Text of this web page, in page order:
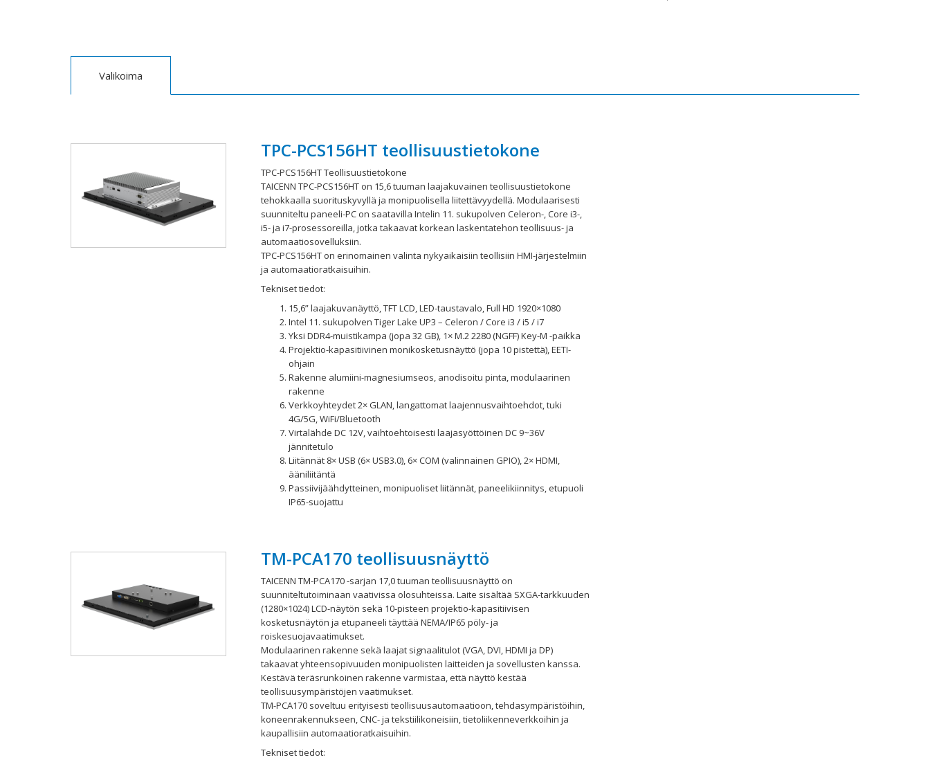
Valikoima
TPC-PCS156HT teollisuustietokone
TPC-PCS156HT Teollisuustietokone
TAICENN TPC-PCS156HT on 15,6 tuuman laajakuvainen teollisuustietokone
tehokkaalla suorituskyvyllä ja monipuolisella liitettävyydellä. Modulaarisesti
suunniteltu paneeli-PC on saatavilla Intelin 11. sukupolven Celeron-, Core i3-,
i5- ja i7-prosessoreilla, jotka takaavat korkean laskentatehon teollisuus- ja
automaatiosovelluksiin.
TPC-PCS156HT on erinomainen valinta nykyaikaisiin teollisiin HMI-järjestelmiin
ja automaatioratkaisuihin.
Tekniset tiedot:
15,6” laajakuvanäyttö, TFT LCD, LED-taustavalo, Full HD 1920×1080
Intel 11. sukupolven Tiger Lake UP3 – Celeron / Core i3 / i5 / i7
Yksi DDR4-muistikampa (jopa 32 GB), 1× M.2 2280 (NGFF) Key-M -paikka
Projektio-kapasitiivinen monikosketusnäyttö (jopa 10 pistettä), EETI-
ohjain
Rakenne alumiini-magnesiumseos, anodisoitu pinta, modulaarinen
rakenne
Verkkoyhteydet 2× GLAN, langattomat laajennusvaihtoehdot, tuki
4G/5G, WiFi/Bluetooth
Virtalähde DC 12V, vaihtoehtoisesti laajasyöttöinen DC 9~36V
jännitetulo
Liitännät 8× USB (6× USB3.0), 6× COM (valinnainen GPIO), 2× HDMI,
ääniliitäntä
Passiivijäähdytteinen, monipuoliset liitännät, paneelikiinnitys, etupuoli
IP65-suojattu
TM-PCA170 teollisuusnäyttö
TAICENN TM-PCA170 ‑sarjan 17,0 tuuman teollisuusnäyttö on
suunniteltutoiminaan vaativissa olosuhteissa. Laite sisältää SXGA-tarkkuuden
(1280×1024) LCD-näytön sekä 10-pisteen projektio-kapasitiivisen
kosketusnäytön ja etupaneeli täyttää NEMA/IP65 pöly- ja
roiskesuojavaatimukset.
Modulaarinen rakenne sekä laajat signaalitulot (VGA, DVI, HDMI ja DP)
takaavat yhteensopivuuden monipuolisten laitteiden ja sovellusten kanssa.
Kestävä teräsrunkoinen rakenne varmistaa, että näyttö kestää
teollisuusympäristöjen vaatimukset.
TM-PCA170 soveltuu erityisesti teollisuusautomaatioon, tehdasympäristöihin,
koneenrakennukseen, CNC- ja tekstiilikoneisiin, tietoliikenneverkkoihin ja
kaupallisiin automaatioratkaisuihin.
Tekniset tiedot: